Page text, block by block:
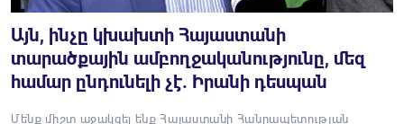
Այն, ինչը կխախտի Հայաստանի
տարածքային ամբողջականությունը, մեզ
համար ընդունելի չէ. Իրանի դեսպան
Մենք միշտ աջակցել ենք Հայաստանի Հանրապետության